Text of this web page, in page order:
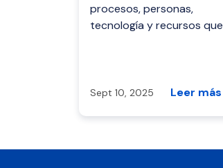
procesos, personas,
tecnología y recursos que
Sept 10, 2025 Leer más